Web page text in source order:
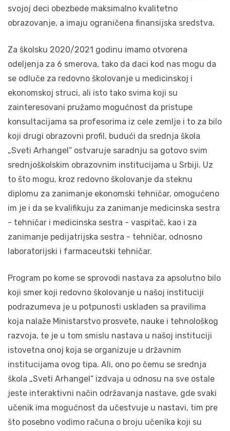
svojoj deci obezbede maksimalno kvalitetno
obrazovanje, a imaju ograničena finansijska sredstva.
Za školsku 2020/2021 godinu imamo otvorena
odeljenja za 6 smerova, tako da đaci kod nas mogu da
se odluče za redovno školovanje u medicinskoj i
ekonomskoj struci, ali isto tako svima koji su
zainteresovani pružamo mogućnost da pristupe
konsultacijama sa profesorima iz cele zemlje i to za bilo
koji drugi obrazovni profil, budući da srednja škola
„Sveti Arhangel“ ostvaruje saradnju sa gotovo svim
srednjoškolskim obrazovnim institucijama u Srbiji. Uz
to što mogu, kroz redovno školovanje da steknu
diplomu za zanimanje ekonomski tehničar, omogućeno
im je i da se kvalifikuju za zanimanje medicinska sestra
- tehničar i medicinska sestra - vaspitač, kao i za
zanimanje pedijatrijska sestra - tehničar, odnosno
laboratorijski i farmaceutski tehničar.
Program po kome se sprovodi nastava za apsolutno bilo
koji smer koji redovno školovanje u našoj instituciji
podrazumeva je u potpunosti usklađen sa pravilima
koja nalaže Ministarstvo prosvete, nauke i tehnološkog
razvoja, te je u tom smislu nastava u našoj instituciji
istovetna onoj koja se organizuje u državnim
institucijama ovog tipa. Ali, ono po čemu se srednja
škola „Sveti Arhangel“ izdvaja u odnosu na sve ostale
jeste interaktivni način održavanja nastave, gde svaki
učenik ima mogućnost da učestvuje u nastavi, tim pre
što posebno vodimo računa o broju učenika koji su